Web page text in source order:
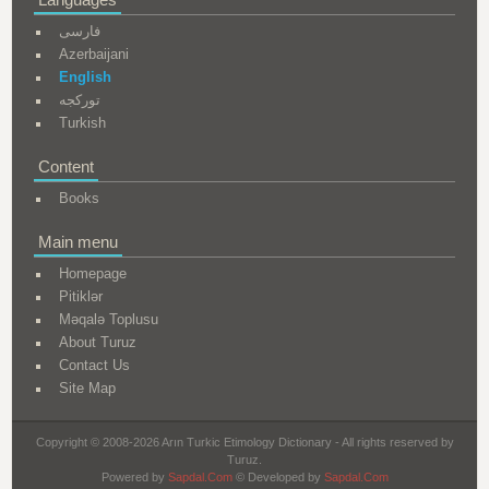
فارسی
Azerbaijani
English
تورکجه
Turkish
Content
Books
Main menu
Homepage
Pitiklər
Məqalə Toplusu
About Turuz
Contact Us
Site Map
Copyright © 2008-2026 Arın Turkic Etimology Dictionary - All rights reserved by
Turuz.
Powered by Sapdal.Com© Developed by Sapdal.Com